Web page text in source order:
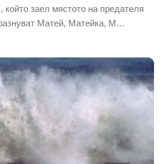
заел мястото на предателя
Матей, Матейка, М…